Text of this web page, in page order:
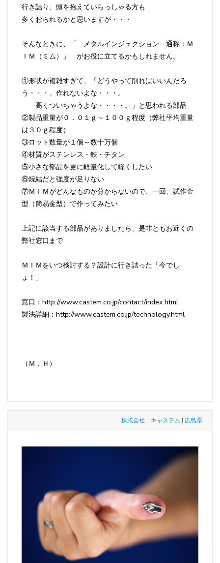
行き詰り、頭を抱えていらっしゃる方も
多くおられるかと思いますが・・・
そんなときに、「 メタルインジェクション 通称：Ｍ
ＩＭ（ミム）」 がお役に立てるかもしれません。
①形状が複雑すぎて、「どうやって削ればいいんだろ
う・・・。作れないよな・・・。
高くついちゃうよな・・・・。」と思われる部品
②製品重量が０．０１ｇ～１００ｇ程度（弊社平均重量
は３０ｇ程度）
③ロット数量が１個～数十万個
④材質がステンレス・鉄・チタン
⑤小さな部品を更に軽量化して軽くしたい
⑥焼結だと強度が足りない
⑦ＭＩＭがどんなものか分からないので、一回、試作金
型（簡易金型）で作ってみたい
上記に該当する部品がありましたら、是非ともお近くの
弊社窓口まで
ＭＩＭをいつ検討する？設計に行き詰った「今でし
ょ！」
窓口：http://www.castem.co.jp/contact/index.html
製法詳細：http://www.castem.co.jp/technology.html
（Ｍ．Ｈ）
株式会社 キャステム | 広島県